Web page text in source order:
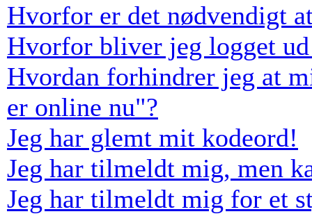
Hvorfor er det nødvendigt
Hvorfor bliver jeg logget
Hvordan forhindrer jeg at
er online nu"?
Jeg har glemt mit kodeord!
Jeg har tilmeldt mig, men
Jeg har tilmeldt mig for et